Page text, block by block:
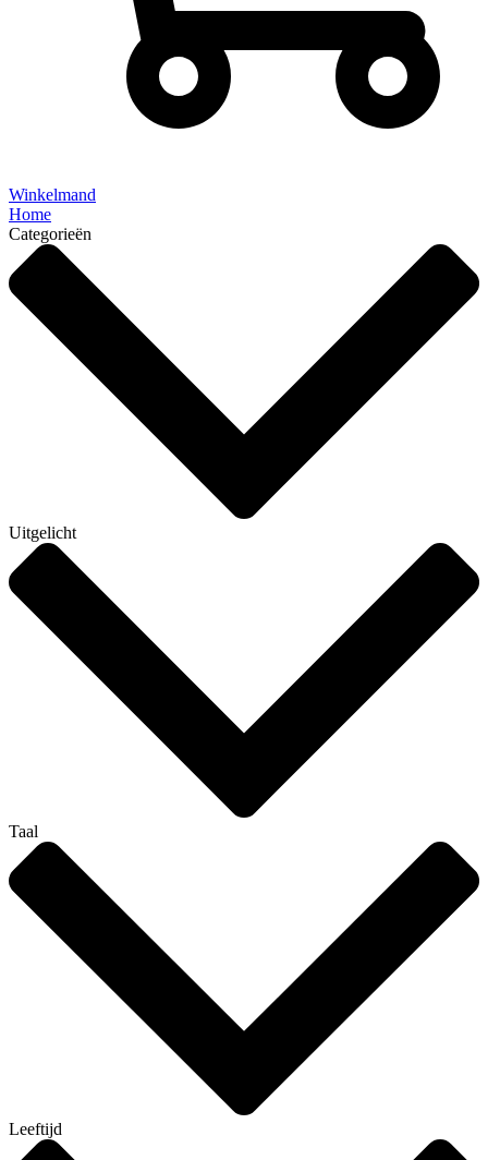
Winkelmand
Home
Categorieën
Uitgelicht
Taal
Leeftijd